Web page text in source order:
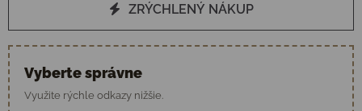
ZRÝCHLENÝ NÁKUP
Vyberte správne
Využite rýchle odkazy nižšie.